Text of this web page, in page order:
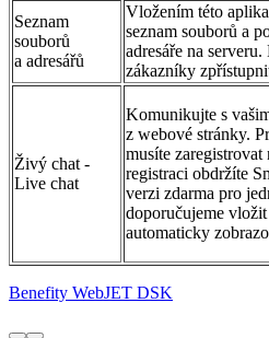
Seznam
souborů
a adresářů
Vložením této
seznam souborů a
adresáře na
zákazníky
Živý chat -
Live chat
Komunikujte s
z webové stránky.
musíte zaregistrovat
registraci obdržíte
verzi zdarma pro
doporučujeme
automaticky
Benefity WebJET DSK